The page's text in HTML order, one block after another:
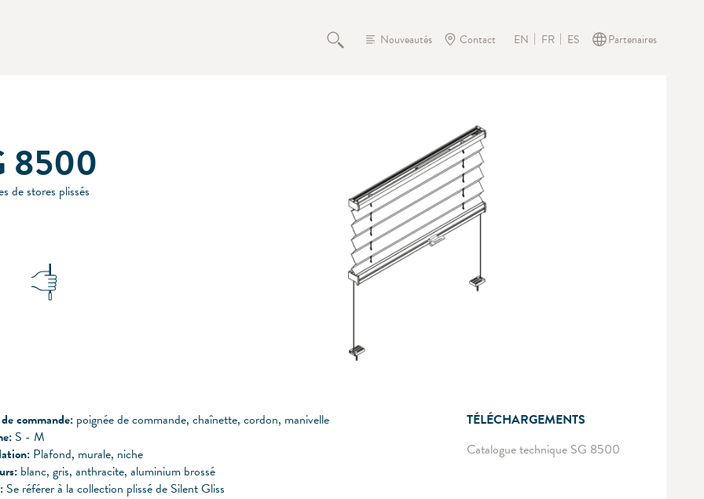
Nouveautés Contact EN FR ES Partenaires
8500
de stores plissés
commande: poignée de commande, chaînette, cordon, manivelle
S - M
Plafond, murale, niche
blanc, gris, anthracite, aluminium brossé
Se référer à la collection plissé de Silent Gliss
TÉLÉCHARGEMENTS
Catalogue technique SG 8500